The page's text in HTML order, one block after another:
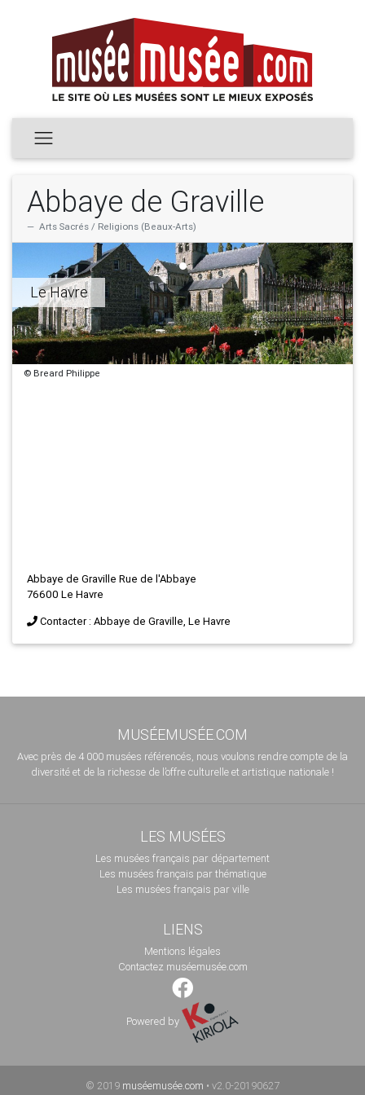
Abbaye de Graville
Arts Sacrés / Religions (Beaux-Arts)
Le Havre
© Breard Philippe
Abbaye de Graville Rue de l'Abbaye
76600 Le Havre
Contacter : Abbaye de Graville, Le Havre
MUSÉEMUSÉE.COM
Avec près de 4 000 musées référencés, nous voulons rendre compte de la
diversité et de la richesse de l’offre culturelle et artistique nationale !
LES MUSÉES
Les musées français par département
Les musées français par thématique
Les musées français par ville
LIENS
Mentions légales
Contactez muséemusée.com
Powered by
© 2019 muséemusée.com • v2.0-20190627